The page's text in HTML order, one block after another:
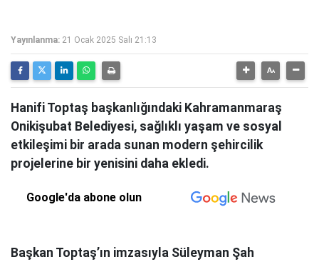
Yayınlanma: 21 Ocak 2025 Salı 21:13
Hanifi Toptaş başkanlığındaki Kahramanmaraş
Onikişubat Belediyesi, sağlıklı yaşam ve sosyal
etkileşimi bir arada sunan modern şehircilik
projelerine bir yenisini daha ekledi.
Google'da abone olun
Başkan Toptaş’ın imzasıyla Süleyman Şah